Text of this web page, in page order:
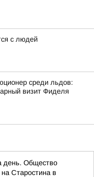
с людей
среди льдов:
визит Фиделя
день. Общество
Старостина в